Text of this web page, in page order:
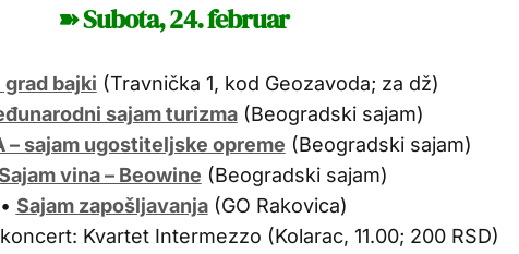
➽ Subota, 24. februar
bajki (Travnička 1, kod Geozavoda; za dž)
sajam turizma(Beogradski sajam)
– sajam ugostiteljske opreme (Beogradski sajam)
vina – Beowine (Beogradski sajam)
• Sajam zapošljavanja(GO Rakovica)
Kvartet Intermezzo (Kolarac, 11.00; 200 RSD)